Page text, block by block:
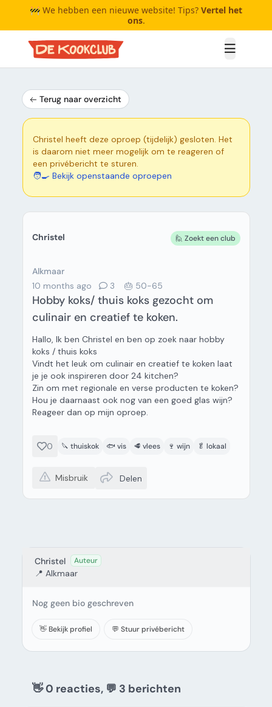
🚧 We hebben een nieuwe website! Tips? Vertel het
ons.
Open
Terug naar overzicht
Christel heeft deze oproep (tijdelijk) gesloten. Het
is daarom niet meer mogelijk om te reageren of
een privébericht te sturen.
🧑‍🍳 Bekijk openstaande oproepen
Christel 🙋 Zoekt een club
Alkmaar
10 months ago
3 🎂 50-65
Hobby koks/ thuis koks gezocht om
culinair en creatief te koken.
Hallo, Ik ben Christel en ben op zoek naar hobby
koks / thuis koks
Vindt het leuk om culinair en creatief te koken laat
je je ook inspireren door 24 kitchen?
Zin om met regionale en verse producten te koken?
Hou je daarnaast ook nog van een goed glas wijn?
Reageer dan op mijn oproep.
0 🔪 thuiskok 🐟 vis 🥩 vlees 🍷 wijn 🥬 lokaal
Misbruik Delen
Christel Auteur
📍 Alkmaar
Nog geen bio geschreven
👋 Bekijk profiel 💬 Stuur privébericht
👋 0 reacties, 💬 3 berichten